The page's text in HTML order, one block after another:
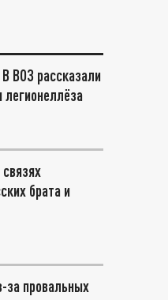
ВОЗ рассказали
легионеллёза
брата и
за провальных